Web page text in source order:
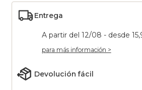
Entrega
A partir del 12/08 - desde
para más información >
Devolución fácil